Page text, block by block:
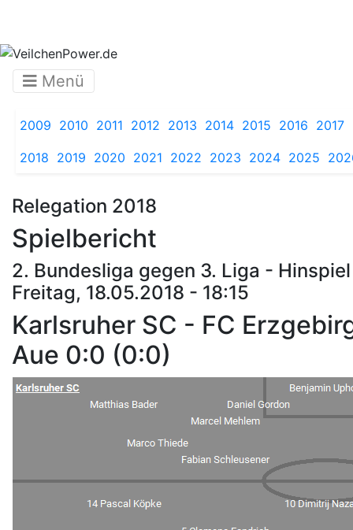
Menü
2009 2010 2011 2012 2013 2014 2015 2016 2017
2018 2019 2020 2021 2022 2023 2024 2025
Relegation 2018
Spielbericht
2. Bundesliga gegen 3. Liga -
Freitag, 18.05.2018 - 18:15
Karlsruher SC - FC
Aue 0:0 (0:0)